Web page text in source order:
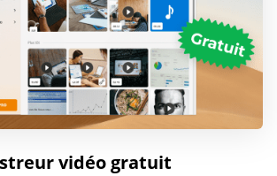
vidéo gratuit